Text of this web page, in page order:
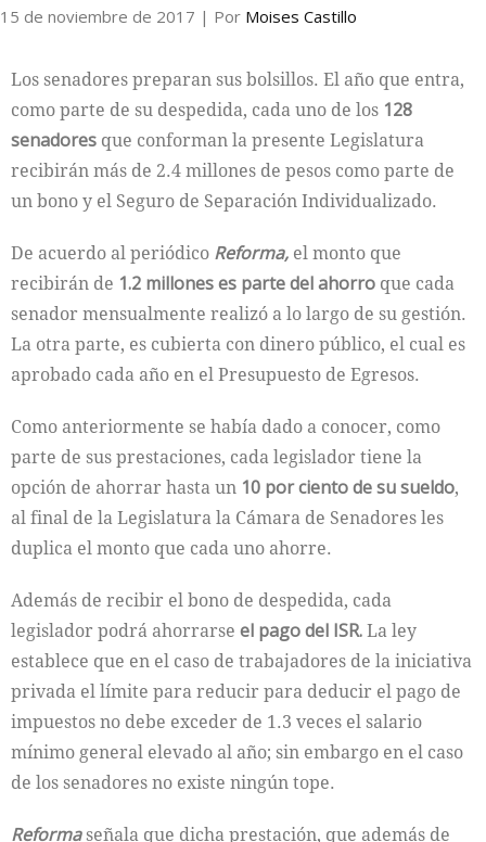
15 de noviembre de 2017 | Por Moises Castillo
Los senadores preparan sus bolsillos. El año que entra,
como parte de su despedida, cada uno de los 128
senadores que conforman la presente Legislatura
recibirán más de 2.4 millones de pesos como parte de
un bono y el Seguro de Separación Individualizado.
De acuerdo al periódico Reforma, el monto que
recibirán de 1.2 millones es parte del ahorro que cada
senador mensualmente realizó a lo largo de su gestión.
La otra parte, es cubierta con dinero público, el cual es
aprobado cada año en el Presupuesto de Egresos.
Como anteriormente se había dado a conocer, como
parte de sus prestaciones, cada legislador tiene la
opción de ahorrar hasta un 10 por ciento de su sueldo,
al final de la Legislatura la Cámara de Senadores les
duplica el monto que cada uno ahorre.
Además de recibir el bono de despedida, cada
legislador podrá ahorrarse el pago del ISR.La ley
establece que en el caso de trabajadores de la iniciativa
privada el límite para reducir para deducir el pago de
impuestos no debe exceder de 1.3 veces el salario
mínimo general elevado al año; sin embargo en el caso
de los senadores no existe ningún tope.
Reformaseñala que dicha prestación, que además de